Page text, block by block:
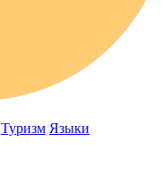
Туризм Языки